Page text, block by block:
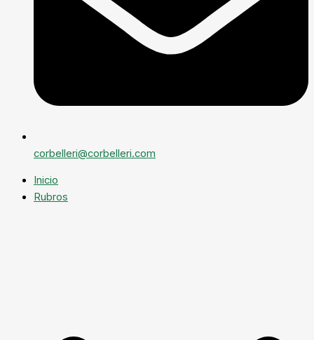
corbelleri@corbelleri.com
Inicio
Rubros